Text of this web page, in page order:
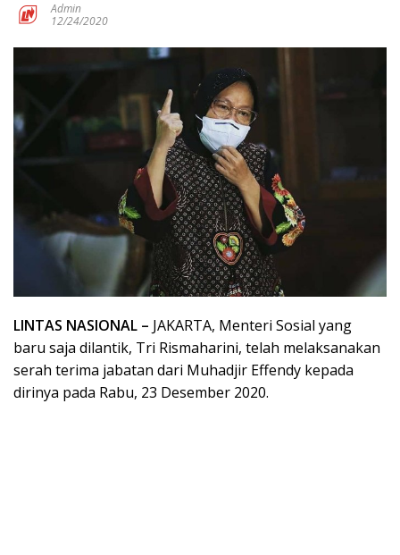
Admin
12/24/2020
LINTAS NASIONAL – JAKARTA, Menteri Sosial yang
baru saja dilantik, Tri Rismaharini, telah melaksanakan
serah terima jabatan dari Muhadjir Effendy kepada
dirinya pada Rabu, 23 Desember 2020.